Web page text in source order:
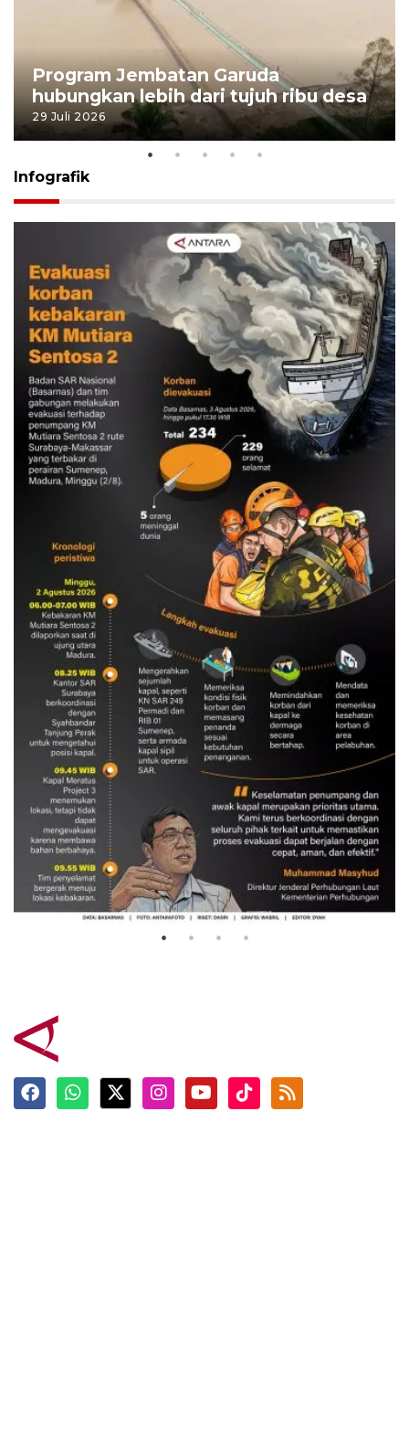
Program Jembatan Garuda
hubungkan lebih dari tujuh ribu desa
29 Juli 2026
Infografik
Evakuasi korban kebakaran KM
Mutiara Sentosa 2
3 Agustus 2026